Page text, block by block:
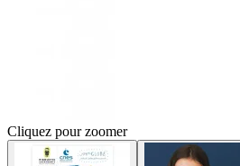
Cliquez pour zoomer